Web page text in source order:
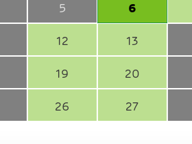
5 6
12 13
19 20
26 27